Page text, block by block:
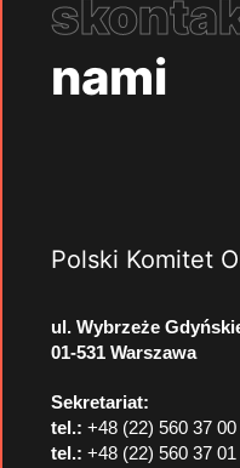
nami
Polski Komitet
ul. Wybrzeże
01-531 Warszawa
Sekretariat:
tel.: +48 (22) 560 37 00
tel.: +48 (22) 560 37 01